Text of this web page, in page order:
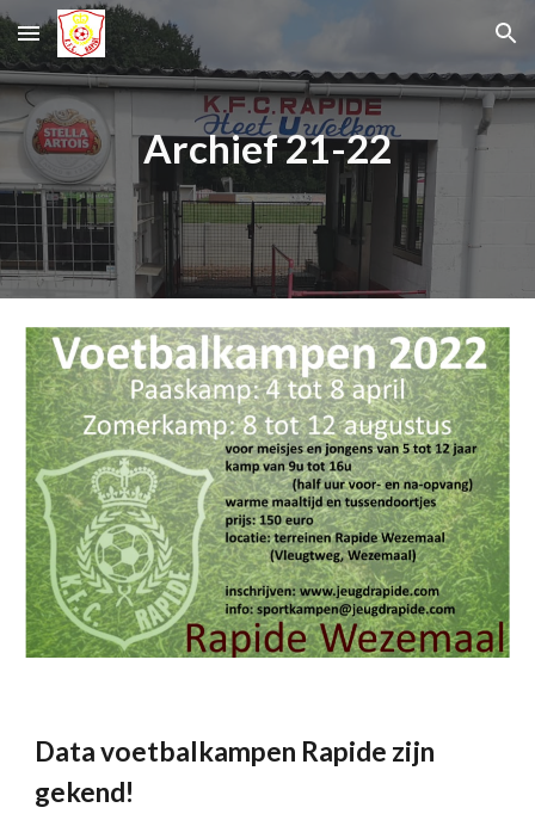
Skip to main content Skip to navigation
Archief 21-22
Data voetbalkampen Rapide zijn
gekend!